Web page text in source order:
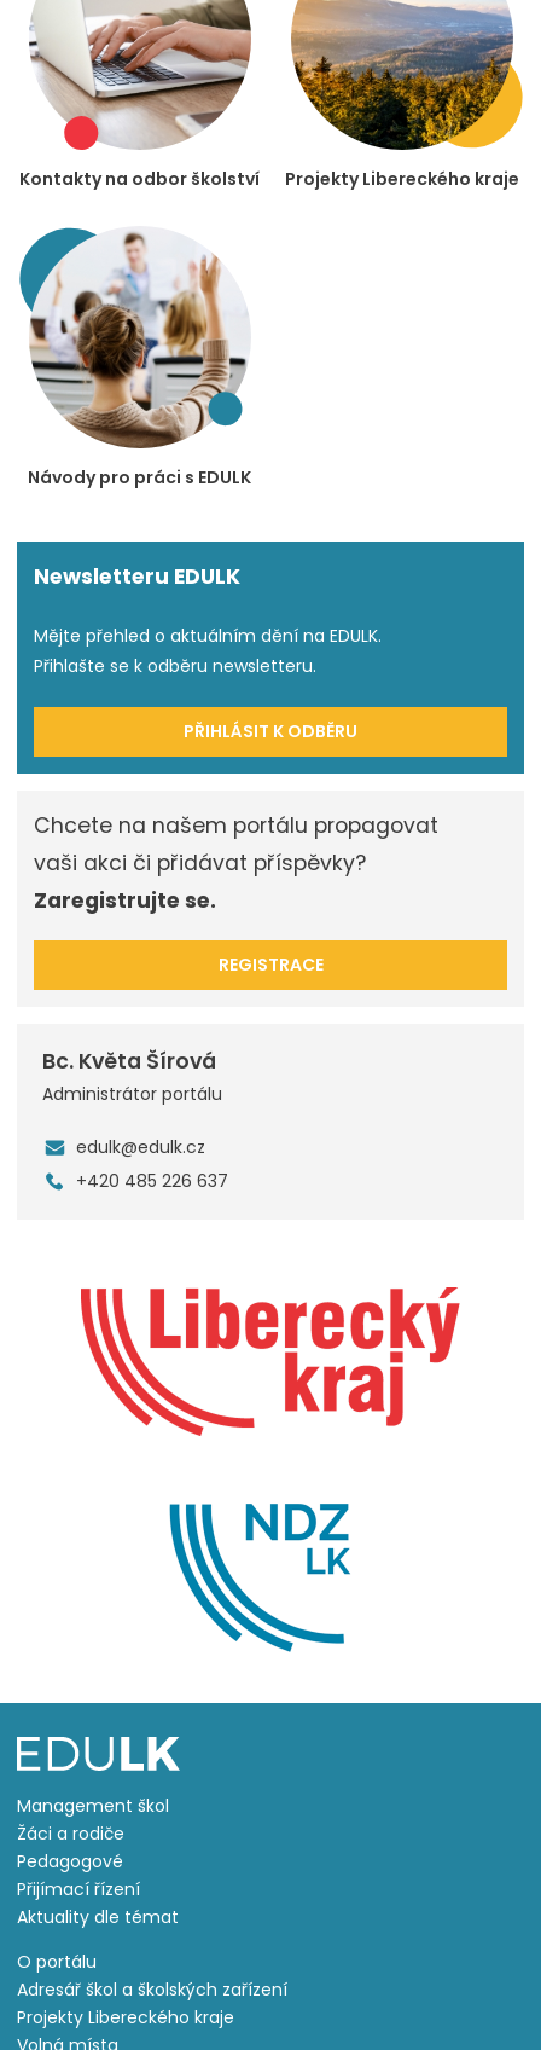
Kontakty na odbor školství Projekty Libereckého kraje
Návody pro práci s EDULK
Newsletteru EDULK
Mějte přehled o aktuálním dění na EDULK.
Přihlašte se k odběru newsletteru.
PŘIHLÁSIT K ODBĚRU
Chcete na našem portálu propagovat
vaši akci či přidávat příspěvky?
Zaregistrujte se.
REGISTRACE
Bc. Květa Šírová
Administrátor portálu
edulk@edulk.cz
+420 485 226 637
Management škol
Žáci a rodiče
Pedagogové
Přijímací řízení
Aktuality dle témat
O portálu
Adresář škol a školských zařízení
Projekty Libereckého kraje
Volná místa